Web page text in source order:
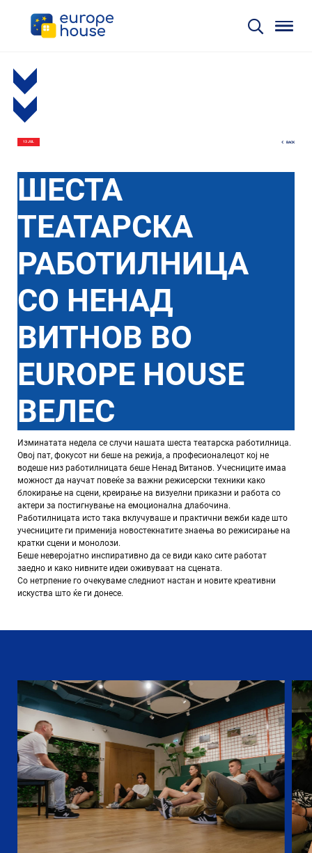
13 JUL BACK
ШЕСТА
ТЕАТАРСКА
РАБОТИЛНИЦА
СО НЕНАД
ВИТНОВ ВО
EUROPE HOUSE
ВЕЛЕС
Изминатата недела се случи нашата шеста театарска работилница.
Овој пат, фокусот ни беше на режија, а професионалецот кој не
водеше низ работилницата беше Ненад Витанов. Учесниците имаа
можност да научат повеќе за важни режисерски техники како
блокирање на сцени, креирање на визуелни приказни и работа со
актери за постигнување на емоционална длабочина.
Работилницата исто така вклучуваше и практични вежби каде што
учесниците ги применија новостекнатите знаења во режисирање на
кратки сцени и монолози.
Беше неверојатно инспиративно да се види како сите работат
заедно и како нивните идеи оживуваат на сцената.
Со нетрпение го очекуваме следниот настан и новите креативни
искуства што ќе ги донесе.